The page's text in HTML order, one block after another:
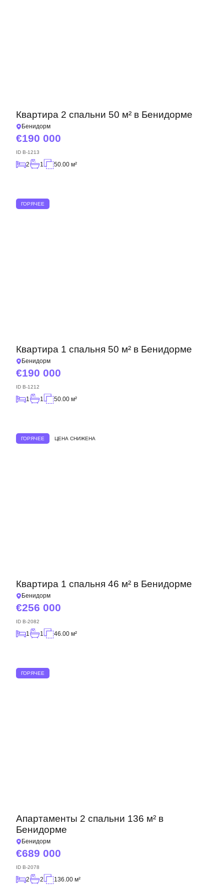
Квартира 2 спальни 50 м² в Бенидорме
Бенидорм
190 000
ID B-1213
2 1 50.00 м²
ГОРЯЧЕЕ
Квартира 1 спальня 50 м² в Бенидорме
Бенидорм
190 000
ID B-1212
1 1 50.00 м²
ГОРЯЧЕЕ ЦЕНА СНИЖЕНА
Квартира 1 спальня 46 м² в Бенидорме
Бенидорм
256 000
ID B-2082
1 1 46.00 м²
ГОРЯЧЕЕ
Апартаменты 2 спальни 136 м² в
Бенидорме
Бенидорм
689 000
ID B-2078
2 2 136.00 м²